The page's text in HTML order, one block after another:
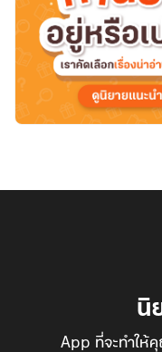
[สนพ.Us]
นิ
App ที่จะทำให้